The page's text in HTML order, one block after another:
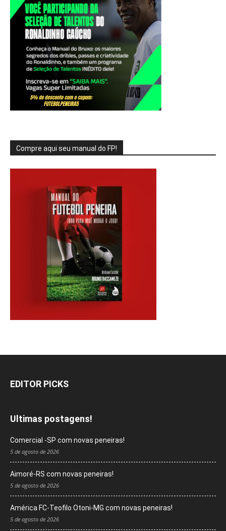
Compre aqui seu manual do FP!
EDITOR PICKS
Ultimas postagens!
Comercial -SP com novas peneiras!
5 de agosto de 2026
Aimoré-RS com novas peneiras!
5 de agosto de 2026
América FC-Teofilo Otoni-MG com novas peneiras!
5 de agosto de 2026